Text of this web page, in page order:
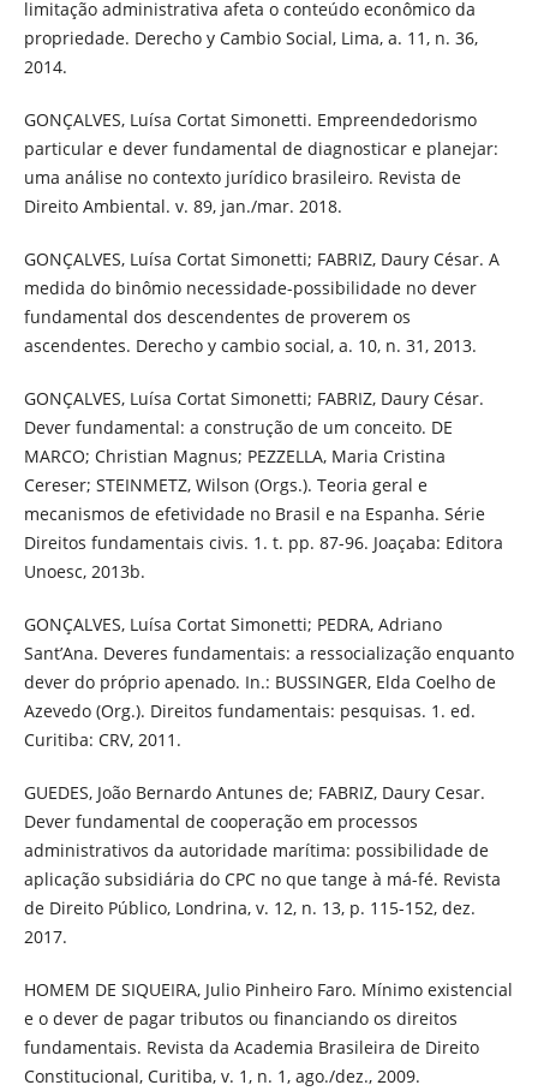
limitação administrativa afeta o conteúdo econômico da
propriedade. Derecho y Cambio Social, Lima, a. 11, n. 36,
2014.
GONÇALVES, Luísa Cortat Simonetti. Empreendedorismo
particular e dever fundamental de diagnosticar e planejar:
uma análise no contexto jurídico brasileiro. Revista de
Direito Ambiental. v. 89, jan./mar. 2018.
GONÇALVES, Luísa Cortat Simonetti; FABRIZ, Daury César. A
medida do binômio necessidade-possibilidade no dever
fundamental dos descendentes de proverem os
ascendentes. Derecho y cambio social, a. 10, n. 31, 2013.
GONÇALVES, Luísa Cortat Simonetti; FABRIZ, Daury César.
Dever fundamental: a construção de um conceito. DE
MARCO; Christian Magnus; PEZZELLA, Maria Cristina
Cereser; STEINMETZ, Wilson (Orgs.). Teoria geral e
mecanismos de efetividade no Brasil e na Espanha. Série
Direitos fundamentais civis. 1. t. pp. 87-96. Joaçaba: Editora
Unoesc, 2013b.
GONÇALVES, Luísa Cortat Simonetti; PEDRA, Adriano
Sant’Ana. Deveres fundamentais: a ressocialização enquanto
dever do próprio apenado. In.: BUSSINGER, Elda Coelho de
Azevedo (Org.). Direitos fundamentais: pesquisas. 1. ed.
Curitiba: CRV, 2011.
GUEDES, João Bernardo Antunes de; FABRIZ, Daury Cesar.
Dever fundamental de cooperação em processos
administrativos da autoridade marítima: possibilidade de
aplicação subsidiária do CPC no que tange à má-fé. Revista
de Direito Público, Londrina, v. 12, n. 13, p. 115-152, dez.
2017.
HOMEM DE SIQUEIRA, Julio Pinheiro Faro. Mínimo existencial
e o dever de pagar tributos ou financiando os direitos
fundamentais. Revista da Academia Brasileira de Direito
Constitucional, Curitiba, v. 1, n. 1, ago./dez., 2009.